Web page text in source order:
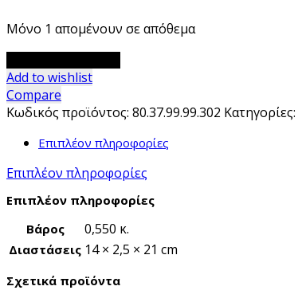
Μόνο 1 απομένουν σε απόθεμα
άνθρωπος
νετρίνο
ποσότητα
Add to wishlist
Compare
Κωδικός προϊόντος: 80.37.99.99.302 Κατηγορίες:
Επιπλέον πληροφορίες
Επιπλέον πληροφορίες
Επιπλέον πληροφορίες
Βάρος
0,550 κ.
Διαστάσεις 14 × 2,5 × 21 cm
Σχετικά προϊόντα